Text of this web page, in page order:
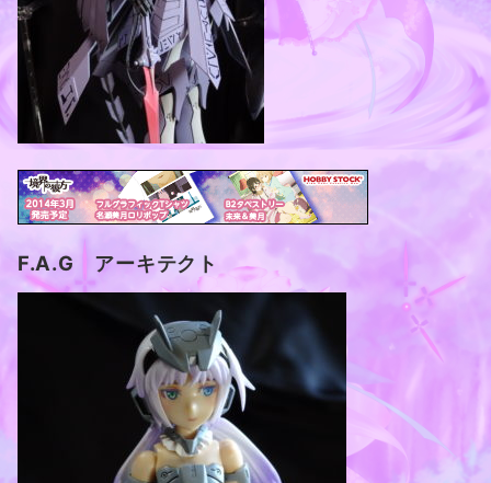
F.A.G アーキテクト